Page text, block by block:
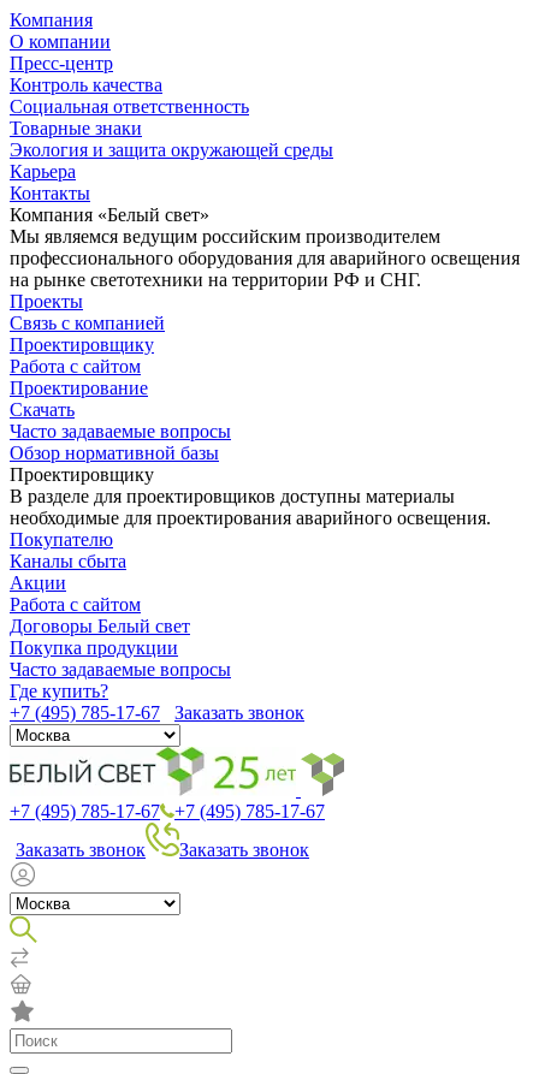
Компания
О компании
Пресс-центр
Контроль качества
Социальная ответственность
Товарные знаки
Экология и защита окружающей среды
Карьера
Контакты
Компания «Белый свет»
Мы являемся ведущим российским производителем
профессионального оборудования для аварийного освещения
на рынке светотехники на территории РФ и СНГ.
Проекты
Связь с компанией
Проектировщику
Работа с сайтом
Проектирование
Скачать
Часто задаваемые вопросы
Обзор нормативной базы
Проектировщику
В разделе для проектировщиков доступны материалы
необходимые для проектирования аварийного освещения.
Покупателю
Каналы сбыта
Акции
Работа с сайтом
Договоры Белый свет
Покупка продукции
Часто задаваемые вопросы
Где купить?
+7 (495) 785-17-67
Заказать звонок
+7 (495) 785-17-67
+7 (495) 785-17-67
Заказать звонок
Заказать звонок